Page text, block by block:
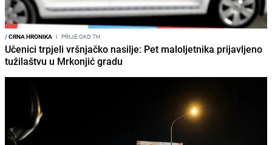
/CRNA HRONIKA I PRIJE OKO 7H
Učenici trpjeli vršnjačko nasilje: Pet maloljetnika prijavljeno
tužilaštvu u Mrkonjić gradu